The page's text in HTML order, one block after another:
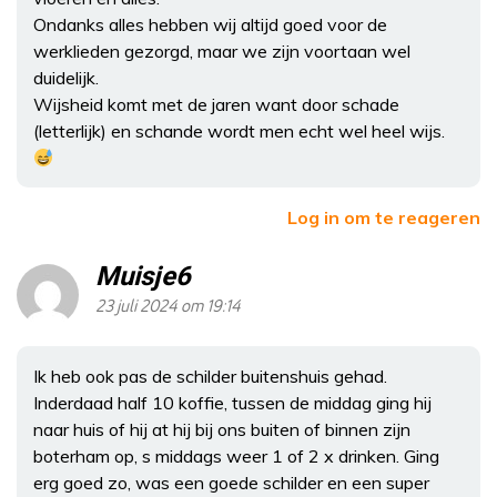
Ondanks alles hebben wij altijd goed voor de
werklieden gezorgd, maar we zijn voortaan wel
duidelijk.
Wijsheid komt met de jaren want door schade
(letterlijk) en schande wordt men echt wel heel wijs.
Log in om te reageren
Muisje6
23 juli 2024 om 19:14
Ik heb ook pas de schilder buitenshuis gehad.
Inderdaad half 10 koffie, tussen de middag ging hij
naar huis of hij at hij bij ons buiten of binnen zijn
boterham op, s middags weer 1 of 2 x drinken. Ging
erg goed zo, was een goede schilder en een super